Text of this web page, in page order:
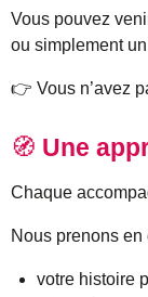
Vous pouvez
ou simplement
👉 Vous n’avez
🧭 Une
Chaque
Nous prenons en
votre histoire